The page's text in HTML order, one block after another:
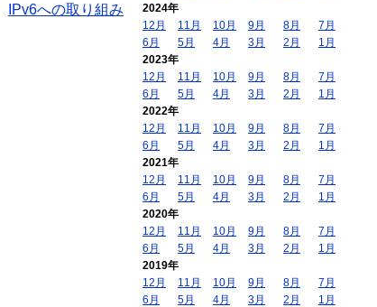
IPv6への取り組み
2024年
12月
11月 10月 9月 8月
7月
6月
5月 4月 3月 2月
1月
2023年
12月
11月 10月 9月 8月
7月
6月
5月 4月 3月 2月
1月
2022年
12月
11月 10月 9月 8月
7月
6月
5月 4月 3月 2月
1月
2021年
12月
11月 10月 9月 8月
7月
6月
5月 4月 3月 2月
1月
2020年
12月
11月 10月 9月 8月
7月
6月
5月 4月 3月 2月
1月
2019年
12月
11月 10月 9月 8月
7月
6月
5月 4月 3月 2月
1月